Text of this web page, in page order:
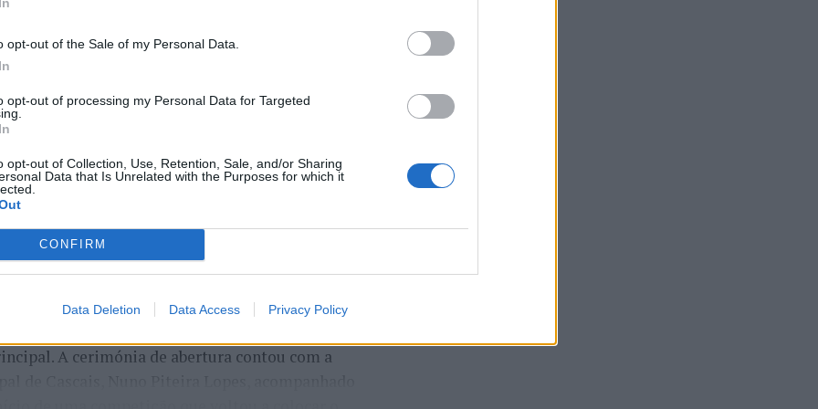
opt-out of the Sale of my Personal Data.
opt-out of processing my Personal Data for Targeted
opt-out of Collection, Use, Retention, Sale, and/or Sharing
Data that Is Unrelated with the Purposes for which it
CONFIRM
Data Deletion Data Access Privacy Policy
os dias 18 e 26 de julho, no Clube de Ténis
o regresso da competição ao circuito
na edição anterior, ter integrado o circuito
o primeiro título ATP da carreira ao
uma edição marcada pela elevada
portugueses e pela projeção internacional
nos dias 18 e 19 de julho, reunindo dezenas de
A cerimónia de abertura contou com a